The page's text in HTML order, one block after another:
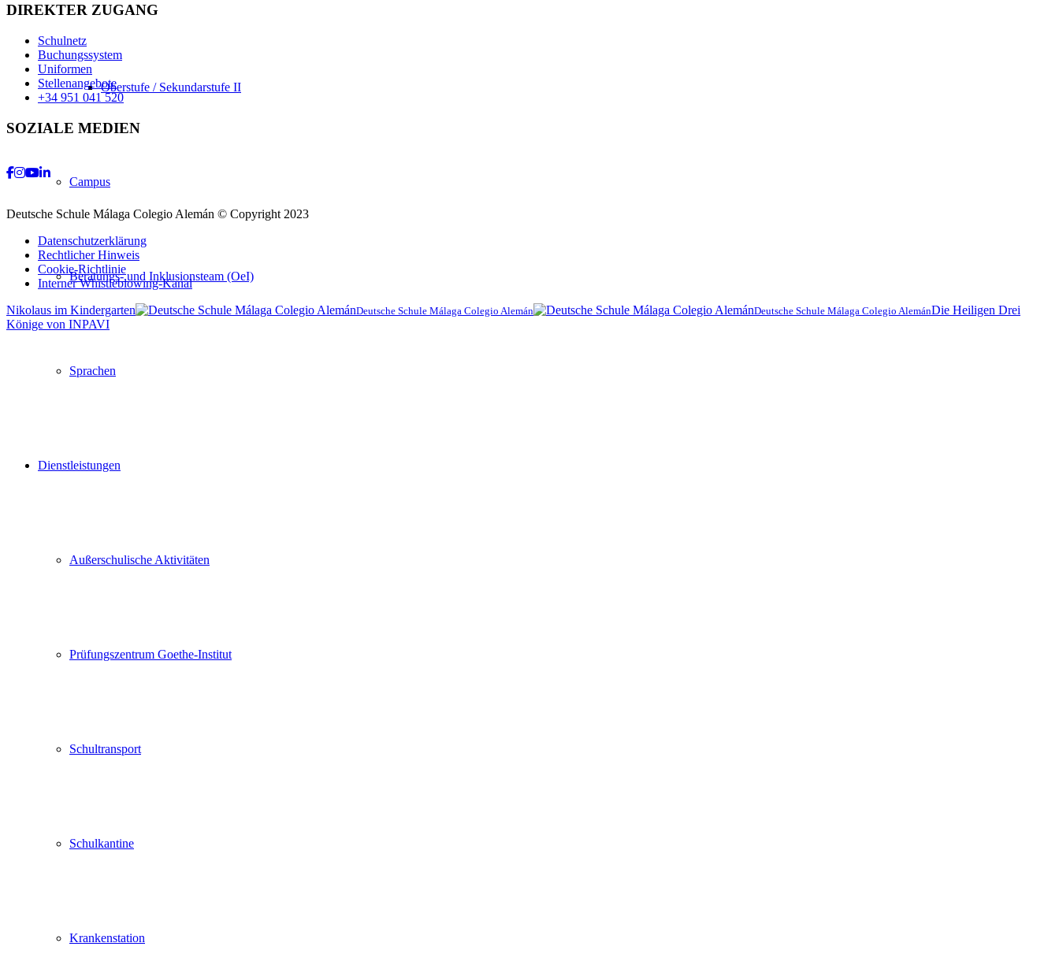
Oberstufe / Sekundarstufe II
Campus
Beratungs- und Inklusionsteam (OeI)
Sprachen
Dienstleistungen
Außerschulische Aktivitäten
Prüfungszentrum Goethe-Institut
Schultransport
Schulkantine
Krankenstation
DIREKTER ZUGANG
Schulnetz
Buchungssystem
Uniformen
Stellenangebote
+34 951 041 520
SOZIALE MEDIEN
Instagram
YoutubeLinkedIn
Deutsche Schule Málaga Colegio Alemán © Copyright 2023
Datenschutzerklärung
Rechtlicher Hinweis
Cookie-Richtlinie
Interner Whistleblowing-Kanal
Nikolaus im Kindergarten
Deutsche Schule Málaga Colegio Alemán Deutsche Schule Málaga Colegio AlemánDie Heiligen Drei
Könige von INPAVI